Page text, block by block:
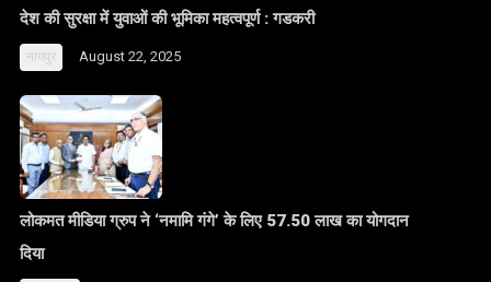
देश की सुरक्षा में युवाओं की भूमिका महत्वपूर्ण : गडकरी
नागपुर August 22, 2025
लोकमत मीडिया ग्रुप ने ‘नमामि गंगे’ के लिए 57.50 लाख का योगदान
दिया